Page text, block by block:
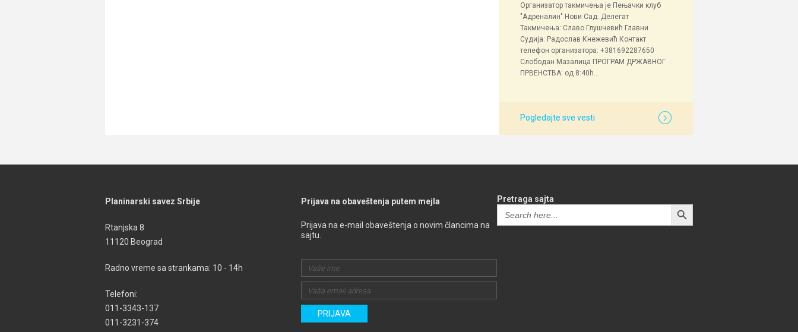
Организатор такмичења је Пењачки клуб
"Адреналин" Нови Сад. Делегат
Такмичења: Славо Глушчевић Главни
Судија: Радослав Кнежевић Контакт
телефон организатора: +381692287650
Слободан Мазалица ПРОГРАМ ДРЖАВНОГ
ПРВЕНСТВА: од 8:40h...
Pogledajte sve vesti
Planinarski savez Srbije
Rtanjska 8
11120 Beograd
Radno vreme sa strankama: 10 - 14h
Telefoni:
011-3343-137
011-3231-374
Prijava na obaveštenja putem mejla
Prijava na e-mail obaveštenja o novim člancima na
sajtu.
Pretraga sajta
Search
for:
SEARCH BUTTON